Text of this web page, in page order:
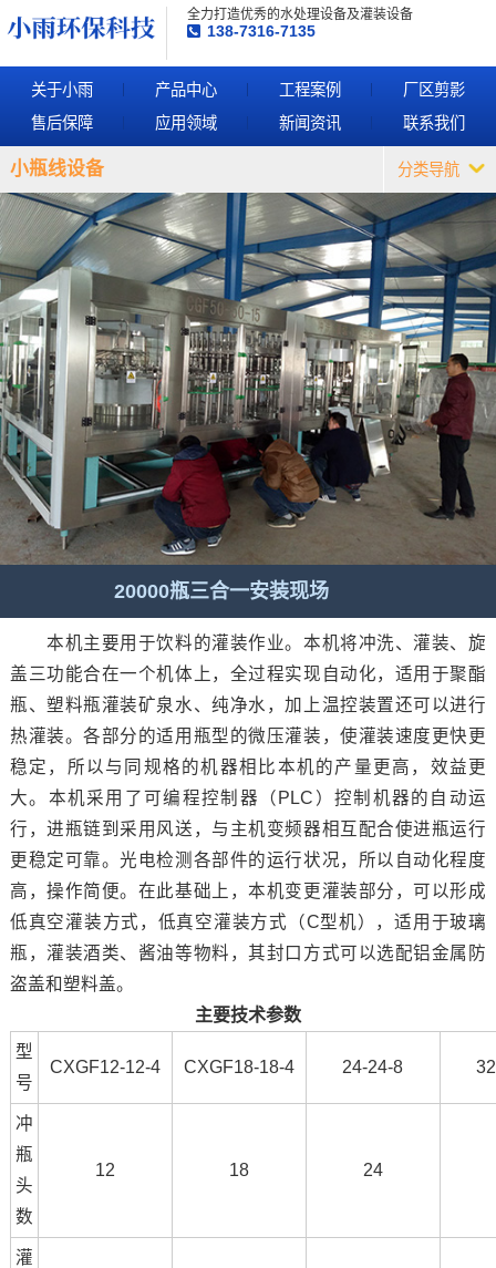
全力打造优秀的水处理设备及灌装设备
138-7316-7135
关于小雨 产品中心 工程案例
厂区剪影
售后保障
应用领域 新闻资讯 联系我们
小瓶线设备 分类导航
20000瓶三合一安装现场
本机主要用于饮料的灌装作业。本机将冲洗、灌装、旋
盖三功能合在一个机体上，全过程实现自动化，适用于聚酯
瓶、塑料瓶灌装矿泉水、纯净水，加上温控装置还可以进行
热灌装。各部分的适用瓶型的微压灌装，使灌装速度更快更
稳定，所以与同规格的机器相比本机的产量更高，效益更
大。本机采用了可编程控制器（PLC）控制机器的自动运
行，进瓶链到采用风送，与主机变频器相互配合使进瓶运行
更稳定可靠。光电检测各部件的运行状况，所以自动化程度
高，操作简便。在此基础上，本机变更灌装部分，可以形成
低真空灌装方式，低真空灌装方式（C型机），适用于玻璃
瓶，灌装酒类、酱油等物料，其封口方式可以选配铝金属防
盗盖和塑料盖。
主要技术参数
型
号
CXGF12-12-4 CXGF18-18-4 24-24-8
冲
瓶
头
数
12 18 24
灌